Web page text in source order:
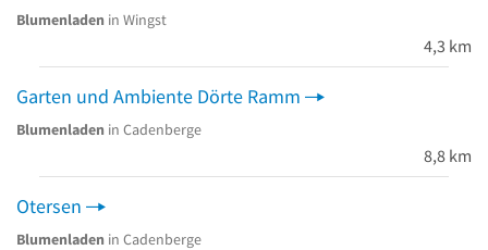
Blumenladen in Wingst
4,3 km
Garten und Ambiente Dörte Ramm
Blumenladen in Cadenberge
8,8 km
Otersen
Blumenladen in Cadenberge